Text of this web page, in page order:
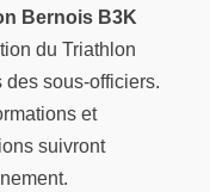
Bernois B3K
du Triathlon
des sous-officiers.
et
suivront